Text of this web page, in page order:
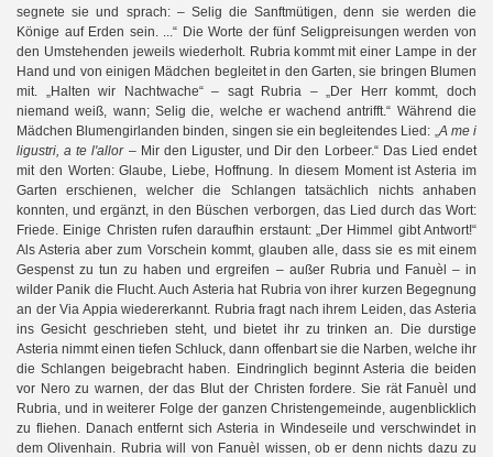
segnete sie und sprach: – Selig die Sanftmütigen, denn sie werden die
Könige auf Erden sein. ...“ Die Worte der fünf Seligpreisungen werden von
den Umstehenden jeweils wiederholt. Rubria kommt mit einer Lampe in der
Hand und von einigen Mädchen begleitet in den Garten, sie bringen Blumen
mit. „Halten wir Nachtwache“ – sagt Rubria – „Der Herr kommt, doch
niemand weiß, wann; Selig die, welche er wachend antrifft.“ Während die
Mädchen Blumengirlanden binden, singen sie ein begleitendes Lied: „A me i
ligustri, a te l'allor – Mir den Liguster, und Dir den Lorbeer.“ Das Lied endet
mit den Worten: Glaube, Liebe, Hoffnung. In diesem Moment ist Asteria im
Garten erschienen, welcher die Schlangen tatsächlich nichts anhaben
konnten, und ergänzt, in den Büschen verborgen, das Lied durch das Wort:
Friede. Einige Christen rufen daraufhin erstaunt: „Der Himmel gibt Antwort!“
Als Asteria aber zum Vorschein kommt, glauben alle, dass sie es mit einem
Gespenst zu tun zu haben und ergreifen – außer Rubria und Fanuèl – in
wilder Panik die Flucht. Auch Asteria hat Rubria von ihrer kurzen Begegnung
an der Via Appia wiedererkannt. Rubria fragt nach ihrem Leiden, das Asteria
ins Gesicht geschrieben steht, und bietet ihr zu trinken an. Die durstige
Asteria nimmt einen tiefen Schluck, dann offenbart sie die Narben, welche ihr
die Schlangen beigebracht haben. Eindringlich beginnt Asteria die beiden
vor Nero zu warnen, der das Blut der Christen fordere. Sie rät Fanuèl und
Rubria, und in weiterer Folge der ganzen Christengemeinde, augenblicklich
zu fliehen. Danach entfernt sich Asteria in Windeseile und verschwindet in
dem Olivenhain. Rubria will von Fanuèl wissen, ob er denn nichts dazu zu